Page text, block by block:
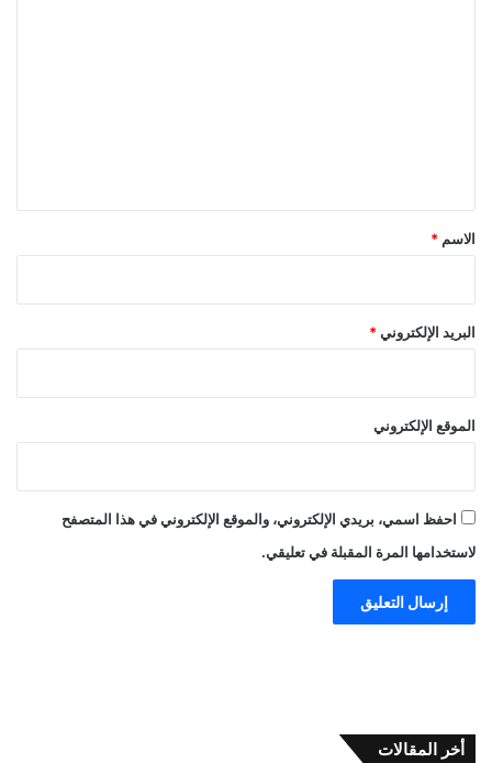
*
الاسم *
البريد الإلكتروني *
الموقع الإلكتروني
احفظ اسمي، بريدي الإلكتروني، والموقع الإلكتروني في هذا المتصفح
لاستخدامها المرة المقبلة في تعليقي.
أخر المقالات